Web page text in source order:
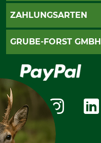
AGB
Widerrufsformular
Datenschutz
Zahlungsarten
ZAHLUNGSARTEN
PayPal
Vorkasse
GRUBE-FORST GMBH
Karriere
Über uns
Messetermine
Community
International